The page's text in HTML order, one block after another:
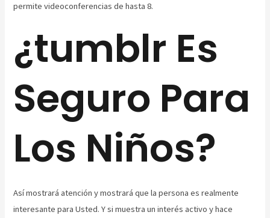
permite videoconferencias de hasta 8.
¿tumblr Es
Seguro Para
Los Niños?
Así mostrará atención y mostrará que la persona es realmente
interesante para Usted. Y si muestra un interés activo y hace